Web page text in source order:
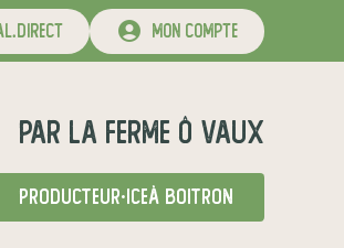
mon compte
par La Ferme Ô Vaux
producteur·iceà Boitron